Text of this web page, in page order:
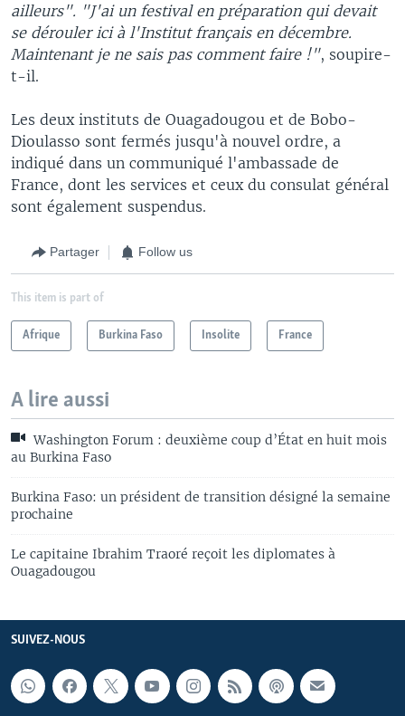
ailleurs". "J'ai un festival en préparation qui devait
se dérouler ici à l'Institut français en décembre.
Maintenant je ne sais pas comment faire !", soupire-
t-il.
Les deux instituts de Ouagadougou et de Bobo-
Dioulasso sont fermés jusqu'à nouvel ordre, a
indiqué dans un communiqué l'ambassade de
France, dont les services et ceux du consulat général
sont également suspendus.
Partager Follow us
This item is part of
Afrique Burkina Faso Insolite France
A lire aussi
Washington Forum : deuxième coup d’État en huit mois
au Burkina Faso
Burkina Faso: un président de transition désigné la semaine
prochaine
Le capitaine Ibrahim Traoré reçoit les diplomates à
Ouagadougou
SUIVEZ-NOUS